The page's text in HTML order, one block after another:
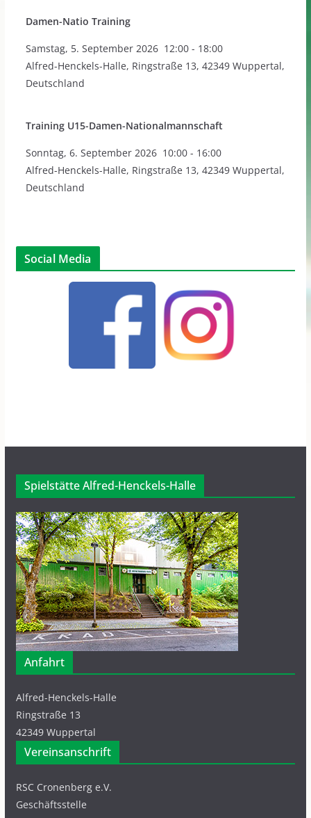
Damen-Natio Training
Samstag, 5. September 2026 12:00- 18:00
Alfred-Henckels-Halle, Ringstraße 13, 42349 Wuppertal,
Deutschland
Training U15-Damen-Nationalmannschaft
Sonntag, 6. September 2026 10:00- 16:00
Alfred-Henckels-Halle, Ringstraße 13, 42349 Wuppertal,
Deutschland
Social Media
Spielstätte Alfred-Henckels-Halle
Anfahrt
Alfred-Henckels-Halle
Ringstraße 13
42349 Wuppertal
Vereinsanschrift
RSC Cronenberg e.V.
Geschäftsstelle